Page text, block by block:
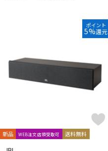
ポイント
5%還元
新品 WEB注文店頭受取可 送料無料